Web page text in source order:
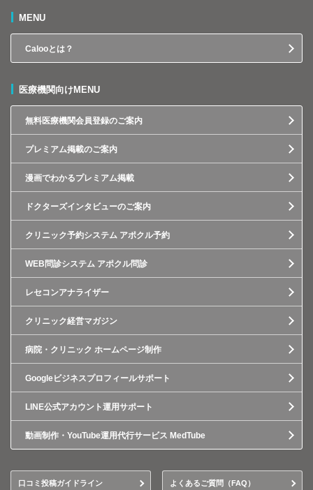
MENU
Calooとは？
医療機関向けMENU
無料医療機関会員登録のご案内
プレミアム掲載のご案内
漫画でわかるプレミアム掲載
ドクターズインタビューのご案内
クリニック予約システム アポクル予約
WEB問診システム アポクル問診
レセコンアナライザー
クリニック経営マガジン
病院・クリニック ホームページ制作
Googleビジネスプロフィールサポート
LINE公式アカウント運用サポート
動画制作・YouTube運用代行サービス MedTube
口コミ投稿ガイドライン よくあるご質問（FAQ）